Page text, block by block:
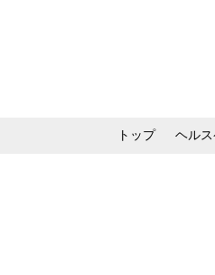
トップ ヘル